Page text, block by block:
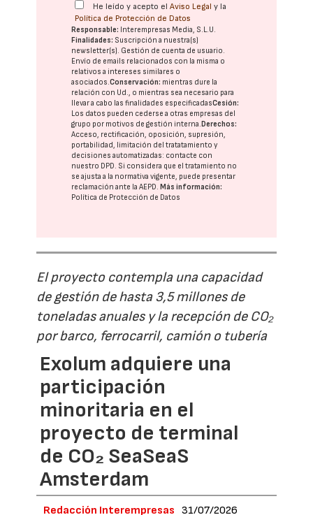
He leído y acepto elAviso Legal y la
Política de Protección de Datos
Responsable: Interempresas Media, S.L.U.
Finalidades: Suscripción a nuestra(s)
newsletter(s). Gestión de cuenta de usuario.
Envío de emails relacionados con la misma o
relativos a intereses similares o
asociados.Conservación: mientras dure la
relación con Ud., o mientras sea necesario para
llevar a cabo las finalidades especificadasCesión:
Los datos pueden cederse a otras empresas del
grupo por motivos de gestión interna.Derechos:
Acceso, rectificación, oposición, supresión,
portabilidad, limitación del tratatamiento y
decisiones automatizadas: contacte con
nuestro DPD. Si considera que el tratamiento no
se ajusta a la normativa vigente, puede presentar
reclamación ante laAEPD.Más información:
Política de Protección de Datos
El proyecto contempla una capacidad
de gestión de hasta 3,5 millones de
toneladas anuales y la recepción de CO₂
por barco, ferrocarril, camión o tubería
Exolum adquiere una
participación
minoritaria en el
proyecto de terminal
de CO₂ SeaSeaS
Amsterdam
Redacción Interempresas 31/07/2026